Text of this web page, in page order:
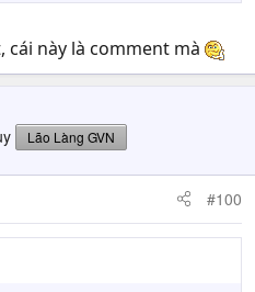
cái này là comment mà
Lão Làng GVN
#100